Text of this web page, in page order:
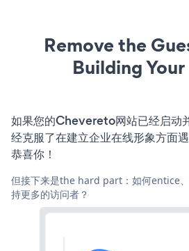
Remove the
Building
如果您的Chevereto网站已经启动
经克服了在建立企业在线形象方面
恭喜你！
但接下来是the hard part：如何entice
持更多的访问者？